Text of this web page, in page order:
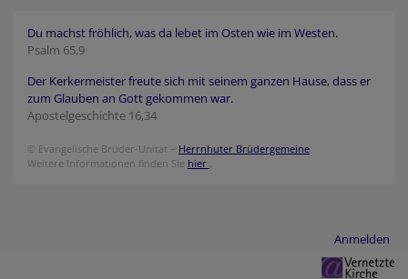
Du machst fröhlich, was da lebet im Osten wie im Westen.
Psalm 65,9
Der Kerkermeister freute sich mit seinem ganzen Hause, dass er
zum Glauben an Gott gekommen war.
Apostelgeschichte 16,34
© Evangelische Brüder-Unität – Herrnhuter Brüdergemeine
Weitere Informationen finden Sie hier
Anmelden